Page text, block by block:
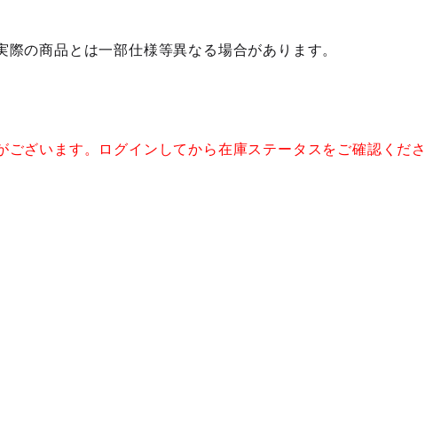
の商品とは一部仕様等異なる場合があります。
ざいます。ログインしてから在庫ステータスをご確認くださ